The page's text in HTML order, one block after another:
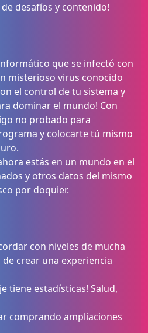
desafíos y contenido!
que se infectó con
misterioso virus conocido
el control de tu sistema y
dominar el mundo! Con
no probado para
y colocarte tú mismo
estás en un mundo en el
y otros datos del mismo
por doquier.
con niveles de mucha
crear una experiencia
tiene estadísticas! Salud,
comprando ampliaciones